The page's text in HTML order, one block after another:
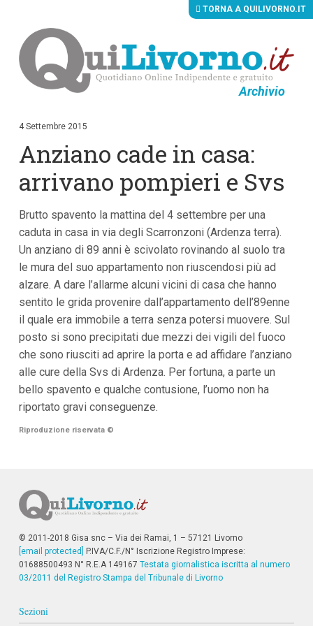
Archivio
c
n
t
n
u
i
p
i
n
i
p
l
i
V
a
i
l
r
i
c
i
p
a
V
TORNA A QUILIVORNO.IT
4 Settembre 2015
Anziano cade in casa:
arrivano pompieri e Svs
Brutto spavento la mattina del 4 settembre per una
caduta in casa in via degli Scarronzoni (Ardenza terra).
Un anziano di 89 anni è scivolato rovinando al suolo tra
le mura del suo appartamento non riuscendosi più ad
alzare. A dare l’allarme alcuni vicini di casa che hanno
sentito le grida provenire dall’appartamento dell’89enne
il quale era immobile a terra senza potersi muovere. Sul
posto si sono precipitati due mezzi dei vigili del fuoco
che sono riusciti ad aprire la porta e ad affidare l’anziano
alle cure della Svs di Ardenza. Per fortuna, a parte un
bello spavento e qualche contusione, l’uomo non ha
riportato gravi conseguenze.
Riproduzione riservata ©
© 2011-2018 Gisa snc – Via dei Ramai, 1 – 57121 Livorno
[email protected]
P.IVA/C.F./N° Iscrizione Registro Imprese:
01688500493 N° R.E.A 149167 Testata giornalistica iscritta al numero
03/2011 del Registro Stampa del Tribunale di Livorno
Sezioni